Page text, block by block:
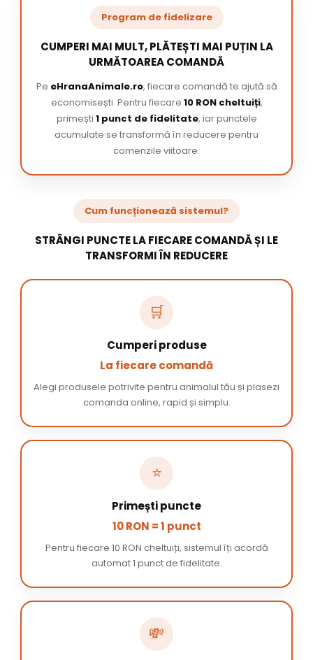
Program de fidelizare
CUMPERI MAI MULT, PLĂTEȘTI MAI PUȚIN LA
URMĂTOAREA COMANDĂ
Pe eHranaAnimale.ro, fiecare comandă te ajută să
economisești. Pentru fiecare 10 RON cheltuiți,
primești 1 punct de fidelitate, iar punctele
acumulate se transformă în reducere pentru
comenzile viitoare.
Cum funcționează sistemul?
STRÂNGI PUNCTE LA FIECARE COMANDĂ ȘI LE
TRANSFORMI ÎN REDUCERE
🛒
Cumperi produse
La fiecare comandă
Alegi produsele potrivite pentru animalul tău și plasezi
comanda online, rapid și simplu.
⭐
Primești puncte
10 RON = 1 punct
Pentru fiecare 10 RON cheltuiți, sistemul îți acordă
automat 1 punct de fidelitate.
💸